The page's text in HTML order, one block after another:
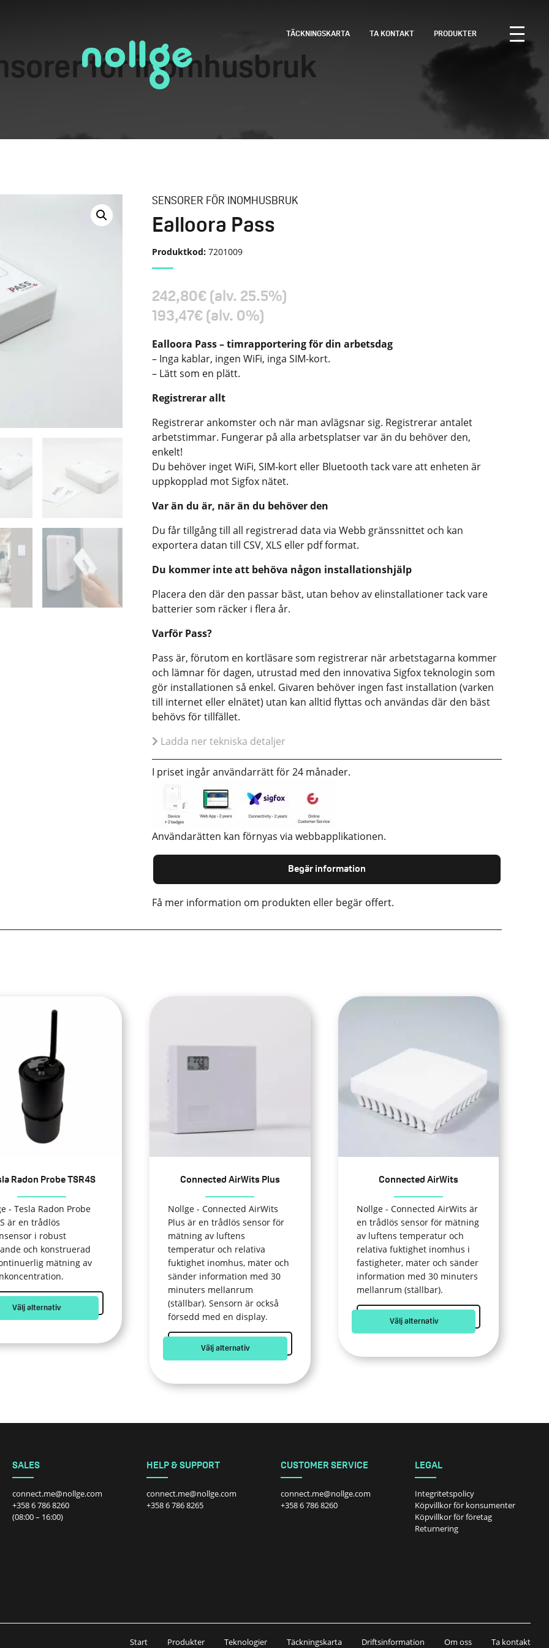
TÄCKNINGSKARTA TA KONTAKT PRODUKTER
för inomhusbruk
SENSORER FÖR INOMHUSBRUK
Ealloora Pass
Produktkod: 7201009
242,80€ (alv. 25.5%)
193,47€ (alv. 0%)
Ealloora Pass – timrapportering för din arbetsdag
– Inga kablar, ingen WiFi, inga SIM-kort.
– Lätt som en plätt.
Registrerar allt
Registrerar ankomster och när man avlägsnar sig. Registrerar antalet
arbetstimmar. Fungerar på alla arbetsplatser var än du behöver den,
enkelt!
Du behöver inget WiFi, SIM-kort eller Bluetooth tack vare att enheten är
uppkopplad mot Sigfox nätet.
Var än du är, när än du behöver den
Du får tillgång till all registrerad data via Webb gränssnittet och kan
exportera datan till CSV, XLS eller pdf format.
Du kommer inte att behöva någon installationshjälp
Placera den där den passar bäst, utan behov av elinstallationer tack vare
batterier som räcker i flera år.
Varför Pass?
Pass är, förutom en kortläsare som registrerar när arbetstagarna kommer
och lämnar för dagen, utrustad med den innovativa Sigfox teknologin som
gör installationen så enkel. Givaren behöver ingen fast installation (varken
till internet eller elnätet) utan kan alltid flyttas och användas där den bäst
behövs för tillfället.
Ladda ner tekniska detaljer
I priset ingår användarrätt för 24 månader.
Användarätten kan förnyas via webbapplikationen.
Begär information
Få mer information om produkten eller begär offert.
Radon Probe TSR4S
- Tesla Radon Probe
är en trådlös
i robust
och konstruerad
mätning av
Välj alternativ
Connected AirWits Plus
Nollge - Connected AirWits
Plus är en trådlös sensor för
mätning av luftens
temperatur och relativa
fuktighet inomhus, mäter och
sänder information med 30
minuters mellanrum
(ställbar). Sensorn är också
försedd med en display.
Välj alternativ
flera
kan
väljas
produktsidan
Connected AirWits
Nollge - Connected AirWits är
en trådlös sensor för mätning
av luftens temperatur och
relativa fuktighet inomhus i
fastigheter, mäter och sänder
information med 30 minuters
mellanrum (ställbar).
Välj alternativ
produkten
har
varianter.
De
kan
väljas
produktsidan
SALES
connect.me@nollge.com
+358 6 786 8260
(08:00 – 16:00)
HELP & SUPPORT
connect.me@nollge.com
+358 6 786 8265
CUSTOMER SERVICE
connect.me@nollge.com
+358 6 786 8260
LEGAL
Integritetspolicy
Köpvillkor för konsumenter
Köpvillkor för företag
Returnering
Start Produkter Teknologier Täckningskarta Driftsinformation Om oss Ta kontakt